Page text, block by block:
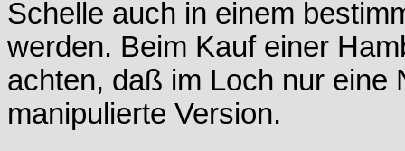
Schelle auch in einem
werden. Beim Kauf einer
achten, daß im Loch nur eine
manipulierte Version.